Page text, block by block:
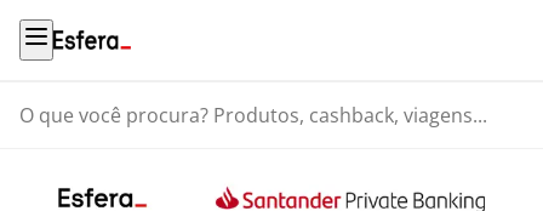
O que você procura? Produtos, cashback, viagens...